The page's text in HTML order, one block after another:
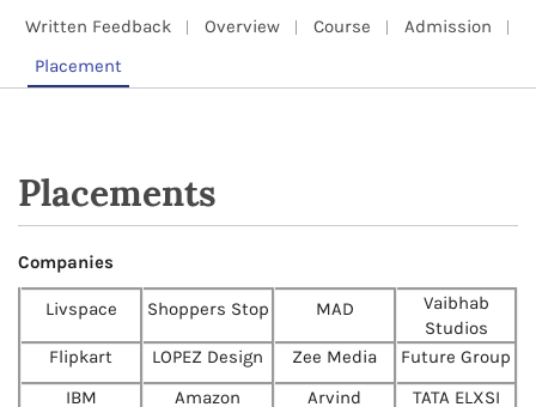
Written Feedback Overview Course
Admission
Placement
Placements
Companies
Livspace Shoppers Stop MAD
Vaibhab
Studios
Flipkart
LOPEZ Design Zee Media
Future Group
IBM
Amazon Arvind
TATA ELXSI